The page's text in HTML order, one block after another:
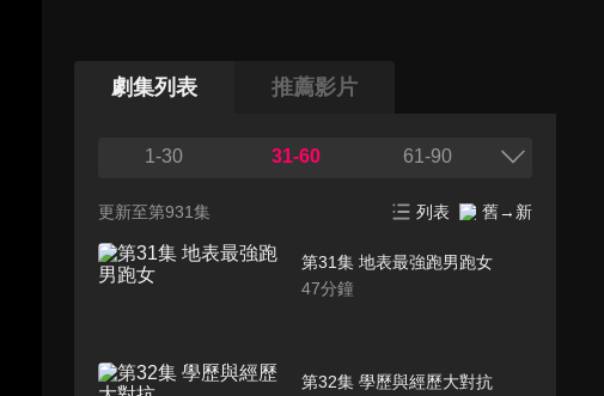
劇集列表 推薦影片
1-30 31-60 61-90
更新至第931集 列表 舊→新
第31集 地表最強跑男跑女
47分鐘
第32集 學歷與經歷大對抗